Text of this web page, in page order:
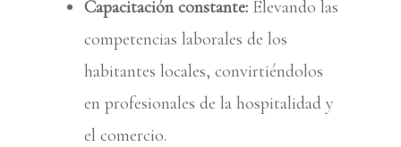
Capacitación constante: Elevando las
competencias laborales de los
habitantes locales, convirtiéndolos
en profesionales de la hospitalidad y
el comercio.